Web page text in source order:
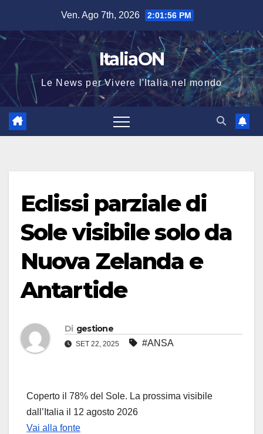
contenuto
Ven. Ago 7th, 2026 2:01:56 PM
ItaliaON
Le News per Vivere l'Italia nel mondo
Eclissi parziale di
Sole visibile solo da
Nuova Zelanda e
Antartide
Di gestione
SET 22, 2025 #ANSA
Coperto il 78% del Sole. La prossima visibile
dall’Italia il 12 agosto 2026
Vai alla fonte